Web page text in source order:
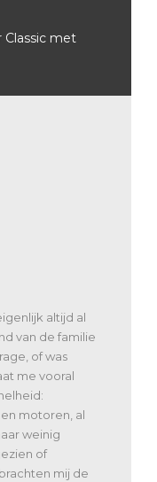
Classic met
altijd al
van de familie
of was
me vooral
motoren, al
weinig
of
mij de